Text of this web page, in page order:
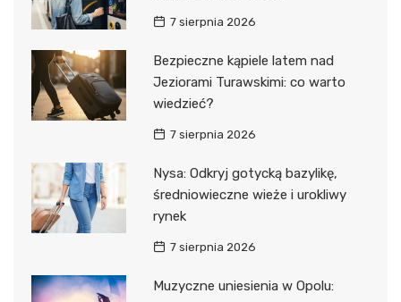
7 sierpnia 2026
Bezpieczne kąpiele latem nad
Jeziorami Turawskimi: co warto
wiedzieć?
7 sierpnia 2026
Nysa: Odkryj gotycką bazylikę,
średniowieczne wieże i urokliwy
rynek
7 sierpnia 2026
Muzyczne uniesienia w Opolu: